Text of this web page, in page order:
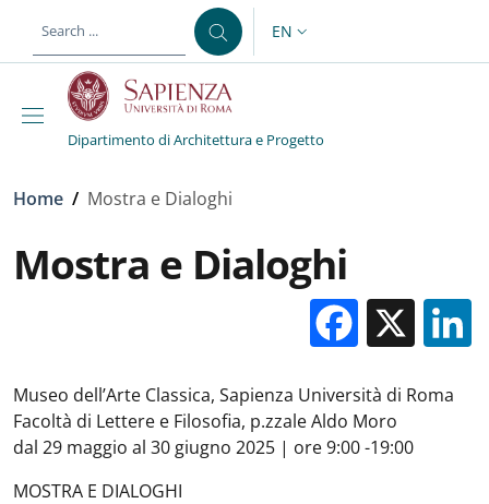
LANGUAGE SWITCHER:
EN
Dipartimento di Architettura e Progetto
Breadcrumb
Home / Mostra e Dialoghi
Mostra e Dialoghi
X
Museo dell’Arte Classica, Sapienza Università di Roma
Facoltà di Lettere e Filosofia, p.zzale Aldo Moro
dal 29 maggio al 30 giugno 2025 | ore 9:00 -19:00
MOSTRA E DIALOGHI